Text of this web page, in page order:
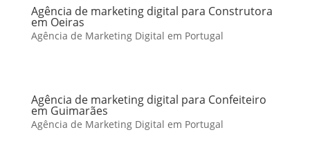
Agência de marketing digital para Construtora
em Oeiras
Agência de Marketing Digital em Portugal
Agência de marketing digital para Confeiteiro
em Guimarães
Agência de Marketing Digital em Portugal